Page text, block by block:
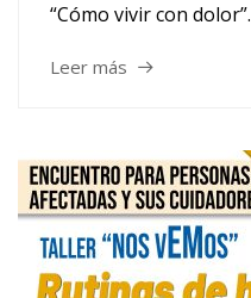
“Cómo vivir con dolor”.
Leer más